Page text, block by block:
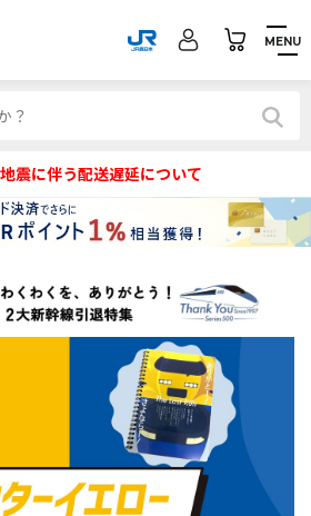
MENU
震に伴う配送遅延について